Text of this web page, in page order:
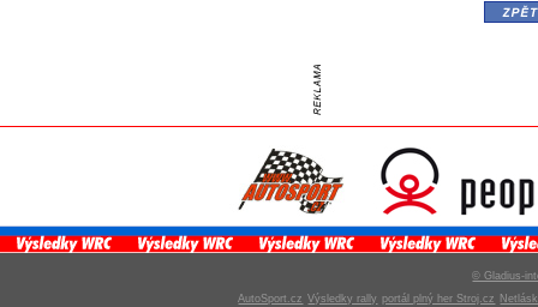
© Gladius-
AutoSport.cz Výsledky rally portál plný her Stroj.cz